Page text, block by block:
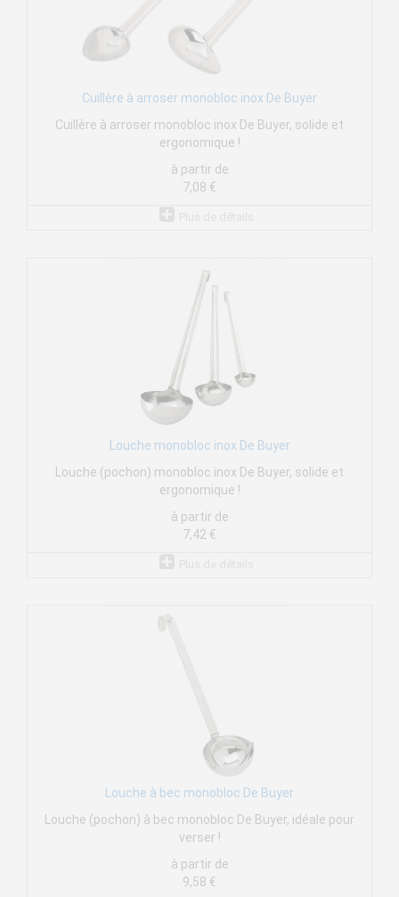
Cuillère à arroser monobloc inox De Buyer
Cuillère à arroser monobloc inox De Buyer, solide et
ergonomique !
à partir de
7,08 €
Louche monobloc inox De Buyer
Louche (pochon) monobloc inox De Buyer, solide et
ergonomique !
à partir de
7,42 €
Louche à bec monobloc De Buyer
Louche (pochon) à bec monobloc De Buyer, idéale pour
verser !
à partir de
9,58 €